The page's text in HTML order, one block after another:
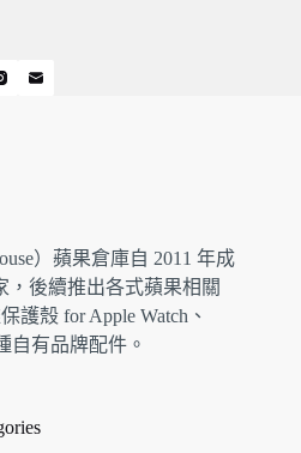
）蘋果倉庫自 2011 年成
，後續推出各式蘋果相關
護殼 for Apple Watch、
有品牌配件。